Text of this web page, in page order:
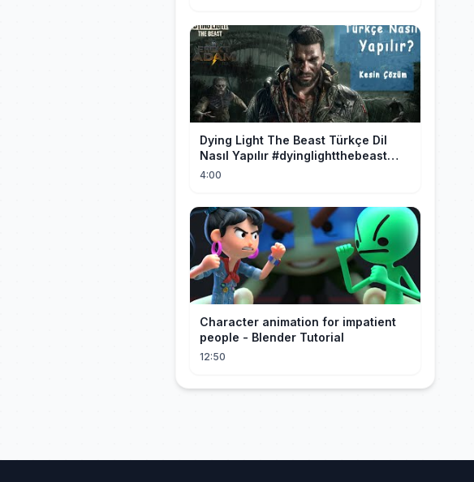
Dying Light The Beast Türkçe Dil
Nasıl Yapılır #dyinglightthebeast
#gaming
4:00
Character animation for impatient
people - Blender Tutorial
12:50